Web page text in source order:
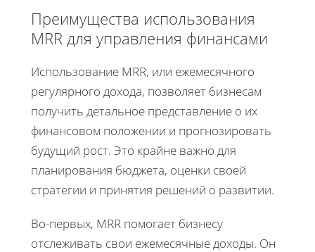
Преимущества использования
MRR для управления финансами
Использование MRR, или ежемесячного
регулярного дохода, позволяет бизнесам
получить детальное представление о их
финансовом положении и прогнозировать
будущий рост. Это крайне важно для
планирования бюджета, оценки своей
стратегии и принятия решений о развитии.
Во-первых, MRR помогает бизнесу
отслеживать свои ежемесячные доходы. Он